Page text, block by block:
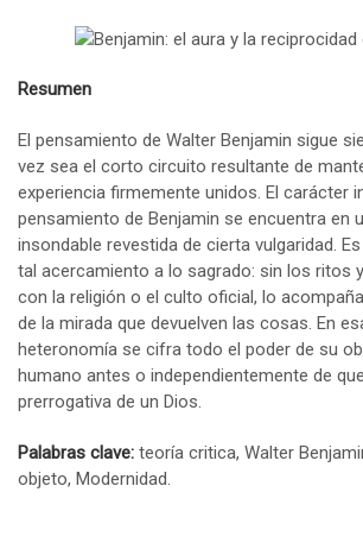
Resumen
El pensamiento de Walter Benjamin sigue
vez sea el corto circuito resultante de
experiencia firmemente unidos. El carácter
pensamiento de Benjamin se encuentra en
insondable revestida de cierta vulgaridad.
tal acercamiento a lo sagrado: sin los ritos
con la religión o el culto oficial, lo
de la mirada que devuelven las cosas. En
heteronomía se cifra todo el poder de su
humano antes o independientemente de
prerrogativa de un Dios.
Palabras clave: teoría critica, Walter
objeto, Modernidad.